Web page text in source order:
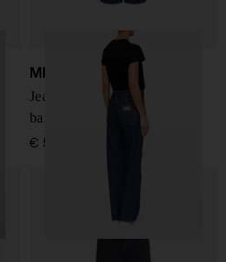
MM6 Maison Margiela
Jeans in denim di cotone a
barile
€ 520,00